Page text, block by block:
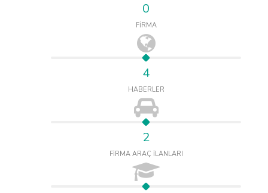
0
FİRMA
4
HABERLER
2
FİRMA ARAÇ İLANLARI